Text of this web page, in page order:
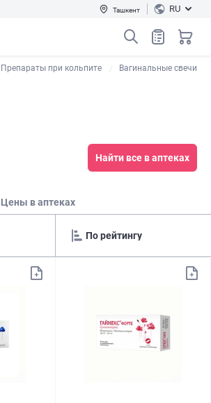
Ташкент RU
Препараты при кольпите Вагинальные свечи
Найти все в аптеках
Цены в аптеках